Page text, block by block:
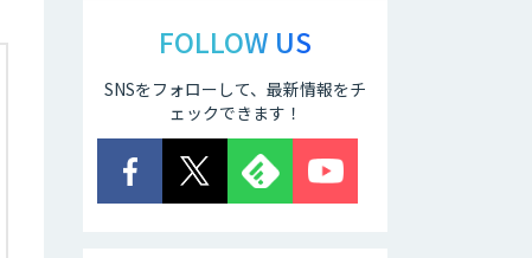
FOLLOW US
SNSをフォローして、最新情報をチ
ェックできます！